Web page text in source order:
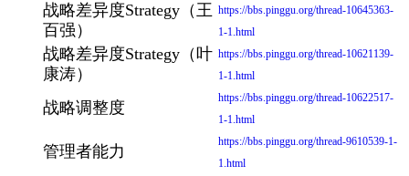
战略差异度Strategy（王
百强）
https://bbs.pinggu.org/thread-10645363-
1-1.html
战略差异度Strategy（叶
康涛）
https://bbs.pinggu.org/thread-10621139-
1-1.html
战略调整度
https://bbs.pinggu.org/thread-10622517-
1-1.html
管理者能力
https://bbs.pinggu.org/thread-9610539-1-
1.html